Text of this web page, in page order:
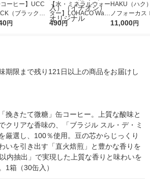
コーヒー】UCC
（ブラック）
185g 1箱（30缶
円
【水・ミネラルウォー
ター】LOHACO Wate
r（ロハコウォータ
490円
HAKU（ハ
ノフォーカ
5ｇ 資生堂
11,000円
期限まで残り121日以上の商品をお届けし
挽きたて微糖」缶コーヒー。上質な酸味と
クリアな香味の、「ブラジル スル・デ・ミ
厳選し、100％使用。豆の芯からじっくり
いを引き出す「直火焙煎」と豊かな香りを
内抽出」で実現した上質な香りと味わいを
1箱（30缶入）